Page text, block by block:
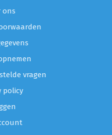
ons
vragen
policy